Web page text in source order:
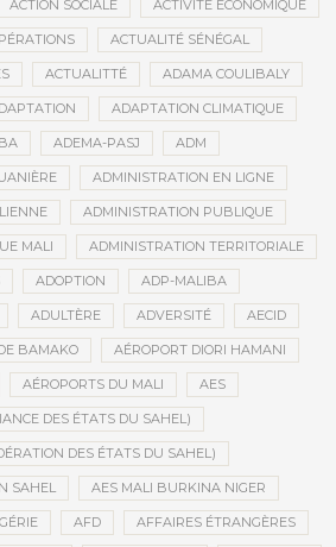
ACTION SOCIALE ACTIVITÉ ÉCONOMIQUE
ACTUALITÉ SÉNÉGAL
ACTUALITTÉ ADAMA COULIBALY
ADAPTATION CLIMATIQUE
ADEMA-PASJ ADM
ADMINISTRATION EN LIGNE
ADMINISTRATION PUBLIQUE
MALI ADMINISTRATION TERRITORIALE
ADOPTION ADP-MALIBA
ADULTÈRE ADVERSITÉ AECID
BAMAKO AÉROPORT DIORI HAMANI
AÉROPORTS DU MALI AES
DES ÉTATS DU SAHEL)
DES ÉTATS DU SAHEL)
SAHEL AES MALI BURKINA NIGER
AFD AFFAIRES ÉTRANGÈRES